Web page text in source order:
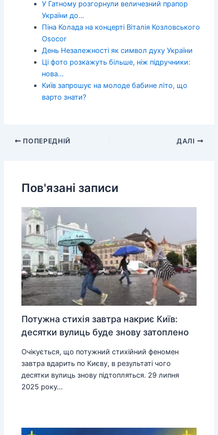
У Гатному розгорнули величезний прапор
України до…
Піна Колада на концерті Віталія Козловського
Osocor
День Незалежності як символ духу України
Ці фото розкажуть більше, ніж підручники:
нова…
Київ запрошує на молоде бабине літо, що
варто знати?
ПОПЕРЕДНІЙ ДАЛІ
Пов'язані записи
Потужна стихія завтра накриє Київ:
десятки вулиць буде знову затоплено
Очікується, що потужний стихійний феномен
завтра вдарить по Києву, в результаті чого
десятки вулиць знову підтопляться. 29 липня
2025 року…